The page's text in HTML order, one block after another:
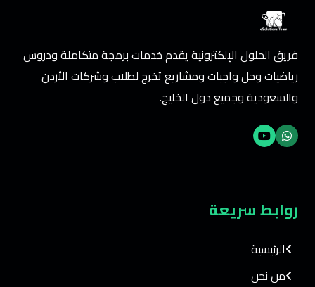
فريق الحلول الإلكترونية يقدم خدمات برمجة متكاملة ودروس
رياضيات وحل واجبات ومشاريع تخرج لطلاب وشركات الأردن
والسعودية وجميع دول الخليج.
روابط سريعة
الرئيسية
من نحن